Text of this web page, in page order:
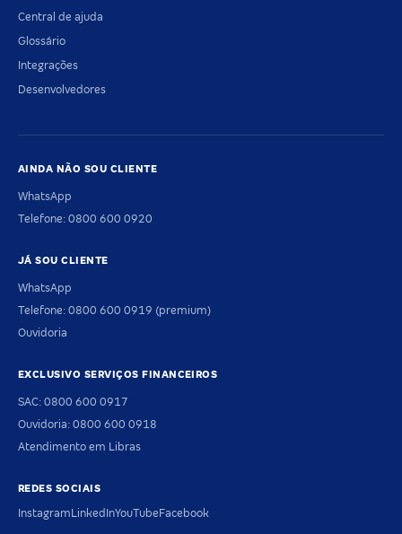
Central de ajuda
Glossário
Integrações
Desenvolvedores
AINDA NÃO SOU CLIENTE
WhatsApp
Telefone: 0800 600 0920
JÁ SOU CLIENTE
WhatsApp
Telefone: 0800 600 0919 (premium)
Ouvidoria
EXCLUSIVO SERVIÇOS FINANCEIROS
SAC: 0800 600 0917
Ouvidoria: 0800 600 0918
Atendimento em Libras
REDES SOCIAIS
InstagramLinkedInYouTubeFacebook